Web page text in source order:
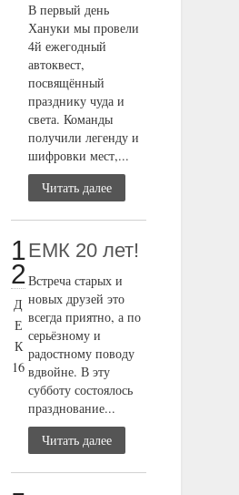
В первый день
Хануки мы провели
4й ежегодный
автоквест,
посвящённый
празднику чуда и
света. Команды
получили легенду и
шифровки мест,...
Читать далее
1
2
Д
Е
К
16
ЕМК 20 лет!
Встреча старых и
новых друзей это
всегда приятно, а по
серьёзному и
радостному поводу
вдвойне. В эту
субботу состоялось
празднование...
Читать далее